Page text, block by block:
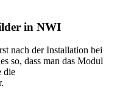
in NWI
nach der Installation bei
so, dass man das Modul
die